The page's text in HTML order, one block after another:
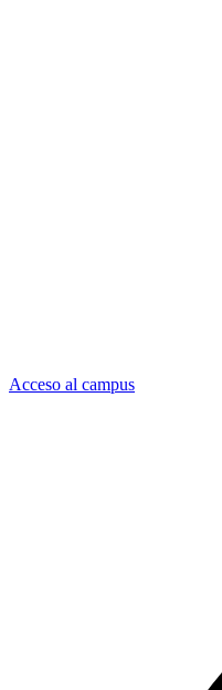
Acceso al campus